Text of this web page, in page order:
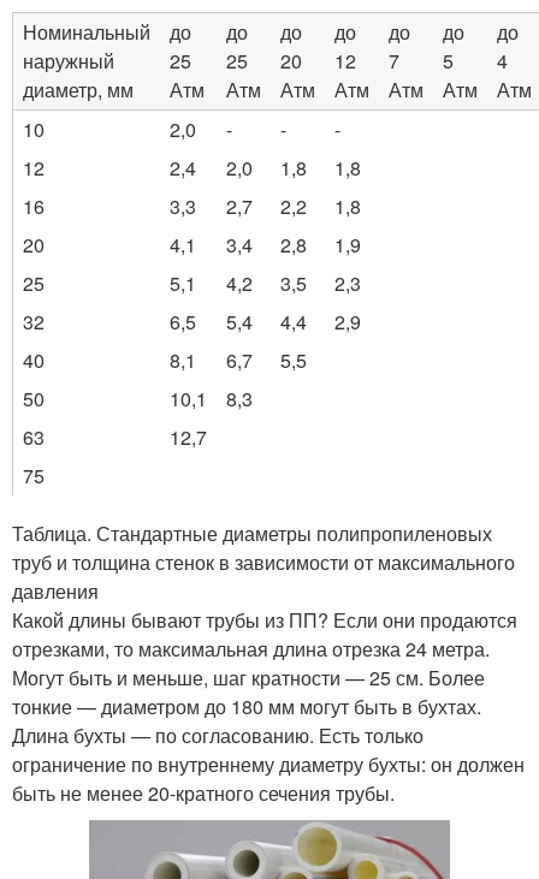
Номинальный
наружный
диаметр, мм
до
25
Атм
до
25
Атм
до
20
Атм
до
12
Атм
до
7
Атм
до
5
Атм
до
4
Атм
10
2,0 - -
-
12
2,4 2,0 1,8
1,8
16
3,3 2,7 2,2
1,8
20
4,1 3,4 2,8
1,9
25
5,1 4,2 3,5
2,3
32
6,5 5,4 4,4
2,9
40
8,1 6,7
5,5
50
10,1
8,3
63
12,7
75
Таблица. Стандартные диаметры полипропиленовых
труб и толщина стенок в зависимости от максимального
давления
Какой длины бывают трубы из ПП? Если они продаются
отрезками, то максимальная длина отрезка 24 метра.
Могут быть и меньше, шаг кратности — 25 см. Более
тонкие — диаметром до 180 мм могут быть в бухтах.
Длина бухты — по согласованию. Есть только
ограничение по внутреннему диаметру бухты: он должен
быть не менее 20-кратного сечения трубы.